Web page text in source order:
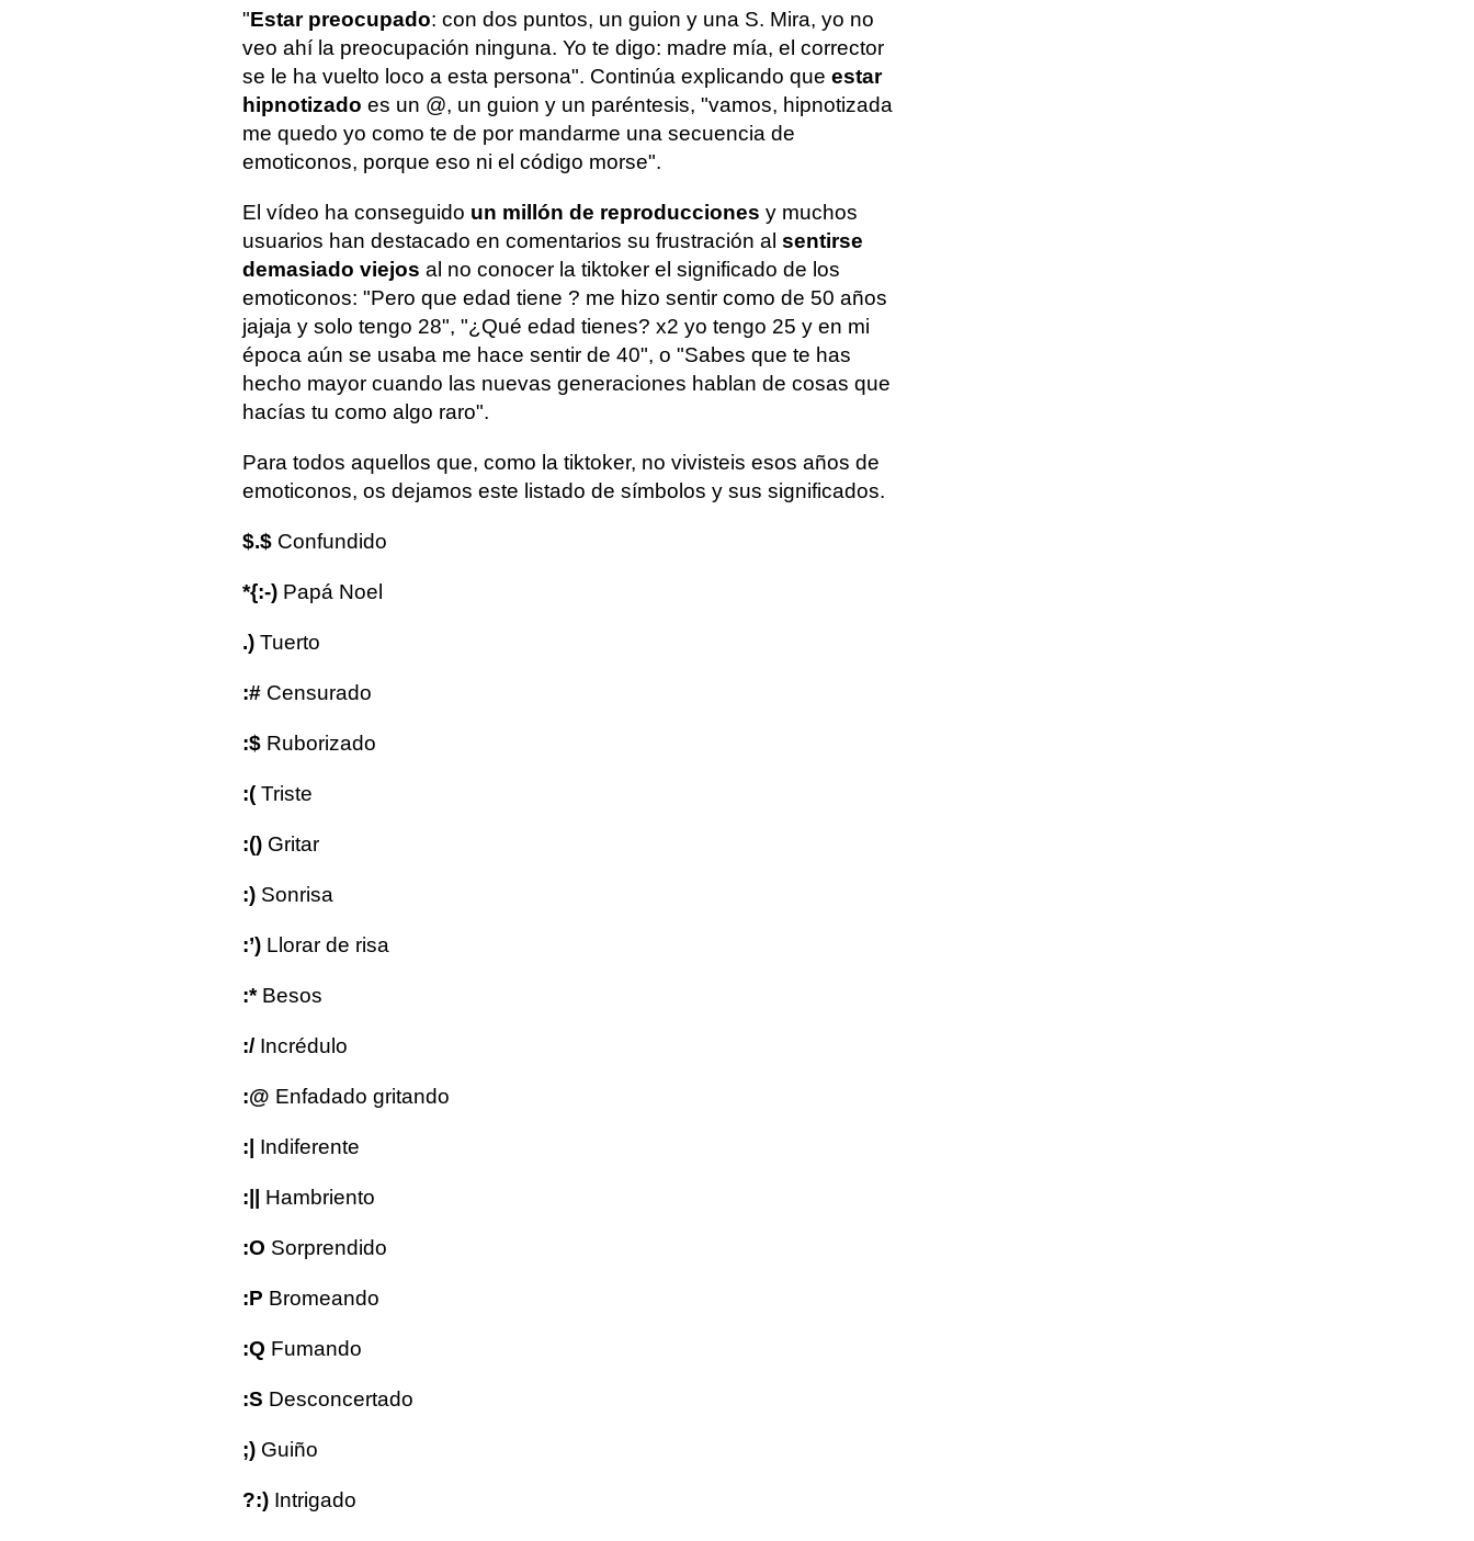
"Estar preocupado: con dos puntos, un guion y una S. Mira, yo no
veo ahí la preocupación ninguna. Yo te digo: madre mía, el corrector
se le ha vuelto loco a esta persona". Continúa explicando que estar
hipnotizado es un @, un guion y un paréntesis, "vamos, hipnotizada
me quedo yo como te de por mandarme una secuencia de
emoticonos, porque eso ni el código morse".
El vídeo ha conseguido un millón de reproducciones y muchos
usuarios han destacado en comentarios su frustración al sentirse
demasiado viejos al no conocer la tiktoker el significado de los
emoticonos: "Pero que edad tiene ? me hizo sentir como de 50 años
jajaja y solo tengo 28", "¿Qué edad tienes? x2 yo tengo 25 y en mi
época aún se usaba me hace sentir de 40", o "Sabes que te has
hecho mayor cuando las nuevas generaciones hablan de cosas que
hacías tu como algo raro".
Para todos aquellos que, como la tiktoker, no vivisteis esos años de
emoticonos, os dejamos este listado de símbolos y sus significados.
$.$ Confundido
*{:-) Papá Noel
.) Tuerto
:# Censurado
:$ Ruborizado
:( Triste
:() Gritar
:) Sonrisa
:’) Llorar de risa
:* Besos
:/ Incrédulo
:@ Enfadado gritando
:| Indiferente
:|| Hambriento
:O Sorprendido
:P Bromeando
:Q Fumando
:S Desconcertado
;) Guiño
?:) Intrigado